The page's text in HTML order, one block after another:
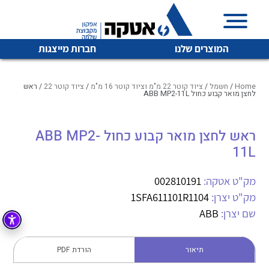
המוצרים שלנו חברות מייצגות
איכות | שרות | זמינות
אטקה בע”מ היא החברה הגדולה והמובילה בישראל בשיווק
מיתוג, בקרה , ואינסטלציה חשמלית ופעילה ב7 תחומים:
חשמל מיתוג ואינסטלציה חשמלית
קופסאות וארונות לחשמל, בקרה ואלקטרוניקה
לכל מוצרי היצרן לכל מוצרי היצרן
לכל מוצרי היצרן לכל מוצרי היצרן
Home
/ חשמל / ציוד קוטר 22 מ"מ וציוד קוטר 16 מ"מ / ציוד קוטר 22 / ראש
לחצן מואר קבוע כחול ABB MP2-11L
ראש לחצן מואר קבוע כחול ABB MP2-
11L
מק"ט אטקה: 002810191
מק"ט יצרן: 1SFA611101R1104
שם יצרן: ABB
תיאור הורדת PDF